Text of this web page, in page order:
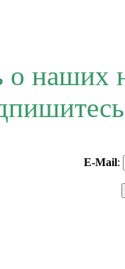
о наших
E-Mail: